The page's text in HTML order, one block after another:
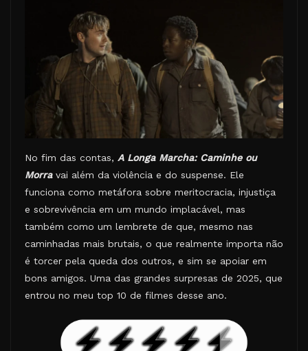
No fim das contas, A Longa Marcha: Caminhe ou
Morravai além da violência e do suspense. Ele
funciona como metáfora sobre meritocracia, injustiça
e sobrevivência em um mundo implacável, mas
também como um lembrete de que, mesmo nas
caminhadas mais brutais, o que realmente importa não
é torcer pela queda dos outros, e sim se apoiar em
bons amigos. Uma das grandes surpresas de 2025, que
entrou no meu top 10 de filmes desse ano.